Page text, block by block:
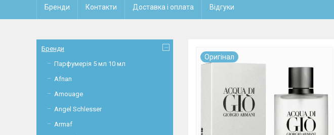
Бренди Контакти Доставка і оплата Відгуки
Оригiнал
Бренди
Парфумерія 5 мл 10 мл
Afnan
Amouage
Angel Schlesser
Armaf